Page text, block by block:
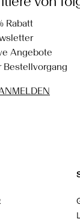
Rabatt
Angebote
Bestellvorgang